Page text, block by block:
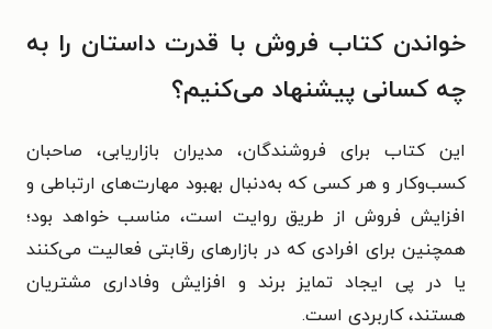
خواندن کتاب فروش با قدرت داستان را به
چه کسانی پیشنهاد می‌کنیم؟
این کتاب برای فروشندگان، مدیران بازاریابی، صاحبان
کسب‌وکار و هر کسی که به‌دنبال بهبود مهارت‌های ارتباطی و
افزایش فروش از طریق روایت است، مناسب خواهد بود؛
همچنین برای افرادی که در بازارهای رقابتی فعالیت می‌کنند
یا در پی ایجاد تمایز برند و افزایش وفاداری مشتریان
هستند، کاربردی است.